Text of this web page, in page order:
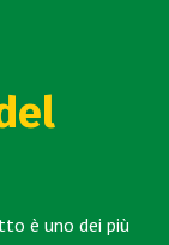
è uno dei più